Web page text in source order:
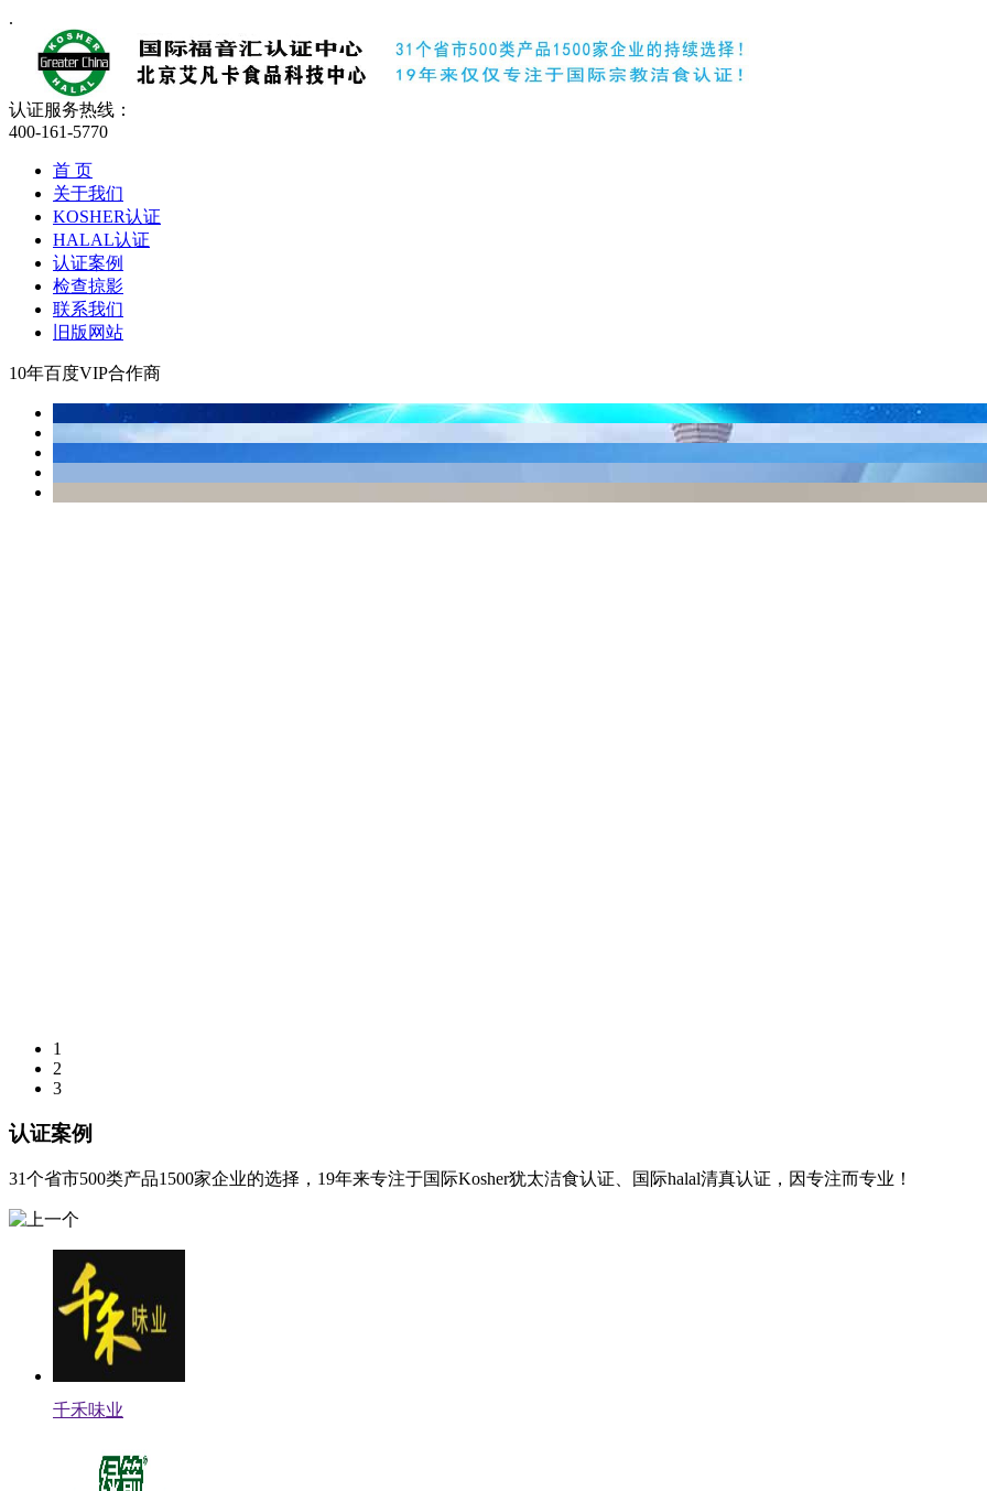
.
认证服务热线：
400-161-5770
首 页
关于我们
KOSHER认证
HALAL认证
认证案例
检查掠影
联系我们
旧版网站
10年百度VIP合作商
1
2
3
认证案例
31个省市500类产品1500家企业的选择，19年来专注于国际Kosher犹太洁食认证、国际halal清真认证，因专注而专业！
千禾味业